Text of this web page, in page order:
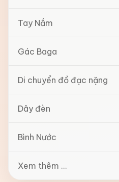
Tay Nắm
Gác Baga
Di chuyển đồ đạc nặng
Dây đèn
Bình Nước
Xem thêm ...